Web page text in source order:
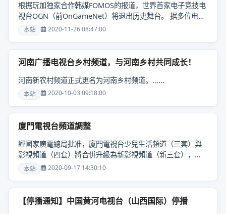
根据玩加独家合作韩媒FOMOS的报道，世界首家电子竞技电
视台OGN（前OnGameNet）将退出历史舞台。 据多位电子
竞技、有线广告相关人士透露，OGN将在12月31日结束所有
节目的播出。 作为世......
本站 2020-11-26 08:47:00
河南广播电视台乡村频道，与河南乡村共同成长！
河南新农村频道正式更名为河南乡村频道。......
本站 2020-10-03 09:18:00
廈門電視台頻道調整
經國家廣電總局批准，廈門電視台少兒生活頻道（三套）與
影視頻道（四套）將合併升級為新影視頻道（新三套），
2020年9月22日起，調整後的廈門電視台各頻道在廣電網絡
機頂盒對應的......
本站 2020-09-17 14:30:10
【停播通知】中国黄河电视台（山西国际）停播